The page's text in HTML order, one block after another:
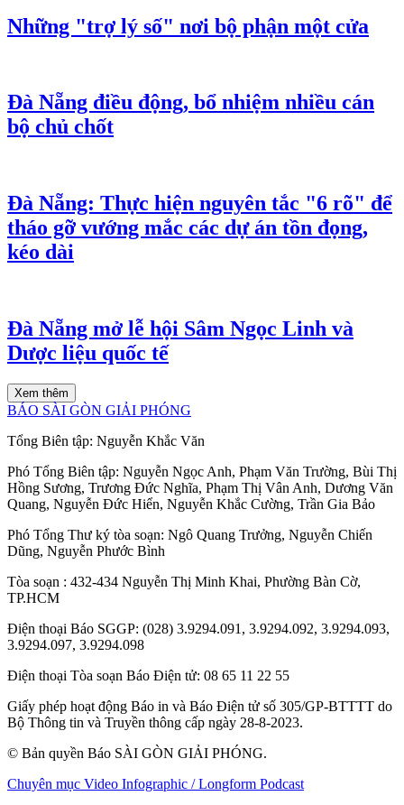
Những "trợ lý số" nơi bộ phận một cửa
Đà Nẵng điều động, bổ nhiệm nhiều cán
bộ chủ chốt
Đà Nẵng: Thực hiện nguyên tắc "6 rõ" để
tháo gỡ vướng mắc các dự án tồn đọng,
kéo dài
Đà Nẵng mở lễ hội Sâm Ngọc Linh và
Dược liệu quốc tế
Xem thêm
BÁO SÀI GÒN GIẢI PHÓNG
Tổng Biên tập: Nguyễn Khắc Văn
Phó Tổng Biên tập: Nguyễn Ngọc Anh, Phạm Văn Trường, Bùi Thị
Hồng Sương, Trương Đức Nghĩa, Phạm Thị Vân Anh, Dương Văn
Quang, Nguyễn Đức Hiển, Nguyễn Khắc Cường, Trần Gia Bảo
Phó Tổng Thư ký tòa soạn: Ngô Quang Trưởng, Nguyễn Chiến
Dũng, Nguyễn Phước Bình
Tòa soạn : 432-434 Nguyễn Thị Minh Khai, Phường Bàn Cờ,
TP.HCM
Điện thoại Báo SGGP: (028) 3.9294.091, 3.9294.092, 3.9294.093,
3.9294.097, 3.9294.098
Điện thoại Tòa soạn Báo Điện tử: 08 65 11 22 55
Giấy phép hoạt động Báo in và Báo Điện tử số 305/GP-BTTTT do
Bộ Thông tin và Truyền thông cấp ngày 28-8-2023.
© Bản quyền Báo SÀI GÒN GIẢI PHÓNG.
Chuyên mục Video Infographic / Longform Podcast